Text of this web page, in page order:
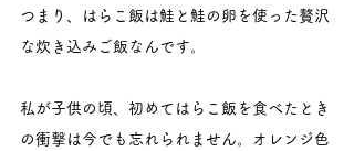
つまり、はらこ飯は鮭と鮭の卵を使った贅沢
な炊き込みご飯なんです。
私が子供の頃、初めてはらこ飯を食べたとき
の衝撃は今でも忘れられません。オレンジ色